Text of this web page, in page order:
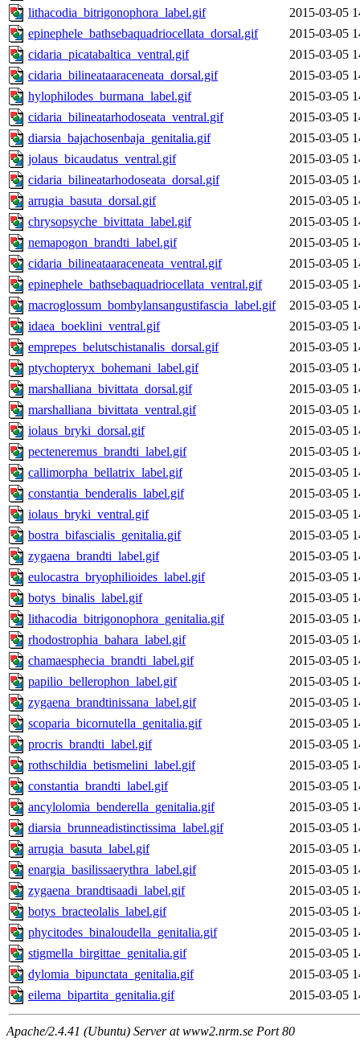
lithacodia_bitrigonophora_label.gif
2015-03-05
epinephele_bathsebaquadriocellata_dorsal.gif
2015-03-05
cidaria_picatabaltica_ventral.gif
2015-03-05
cidaria_bilineataaraceneata_dorsal.gif
2015-03-05
hylophilodes_burmana_label.gif
2015-03-05
cidaria_bilineatarhodoseata_ventral.gif
2015-03-05
diarsia_bajachosenbaja_genitalia.gif
2015-03-05
jolaus_bicaudatus_ventral.gif
2015-03-05
cidaria_bilineatarhodoseata_dorsal.gif
2015-03-05
arrugia_basuta_dorsal.gif
2015-03-05
chrysopsyche_bivittata_label.gif
2015-03-05
nemapogon_brandti_label.gif
2015-03-05
cidaria_bilineataaraceneata_ventral.gif
2015-03-05
epinephele_bathsebaquadriocellata_ventral.gif
2015-03-05
macroglossum_bombylansangustifascia_label.gif
2015-03-05
idaea_boeklini_ventral.gif
2015-03-05
emprepes_belutschistanalis_dorsal.gif
2015-03-05
ptychopteryx_bohemani_label.gif
2015-03-05
marshalliana_bivittata_dorsal.gif
2015-03-05
marshalliana_bivittata_ventral.gif
2015-03-05
iolaus_bryki_dorsal.gif
2015-03-05
pecteneremus_brandti_label.gif
2015-03-05
callimorpha_bellatrix_label.gif
2015-03-05
constantia_benderalis_label.gif
2015-03-05
iolaus_bryki_ventral.gif
2015-03-05
bostra_bifascialis_genitalia.gif
2015-03-05
zygaena_brandti_label.gif
2015-03-05
eulocastra_bryophilioides_label.gif
2015-03-05
botys_binalis_label.gif
2015-03-05
lithacodia_bitrigonophora_genitalia.gif
2015-03-05
rhodostrophia_bahara_label.gif
2015-03-05
chamaesphecia_brandti_label.gif
2015-03-05
papilio_bellerophon_label.gif
2015-03-05
zygaena_brandtinissana_label.gif
2015-03-05
scoparia_bicornutella_genitalia.gif
2015-03-05
procris_brandti_label.gif
2015-03-05
rothschildia_betismelini_label.gif
2015-03-05
constantia_brandti_label.gif
2015-03-05
ancylolomia_benderella_genitalia.gif
2015-03-05
diarsia_brunneadistinctissima_label.gif
2015-03-05
arrugia_basuta_label.gif
2015-03-05
enargia_basilissaerythra_label.gif
2015-03-05
zygaena_brandtisaadi_label.gif
2015-03-05
botys_bracteolalis_label.gif
2015-03-05
phycitodes_binaloudella_genitalia.gif
2015-03-05
stigmella_birgittae_genitalia.gif
2015-03-05
dylomia_bipunctata_genitalia.gif
2015-03-05
eilema_bipartita_genitalia.gif
2015-03-05
Apache/2.4.41 (Ubuntu) Server at www2.nrm.se Port 80